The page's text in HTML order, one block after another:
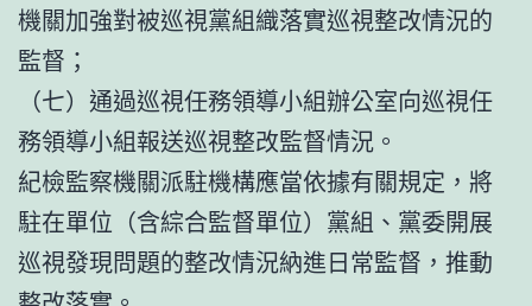
機關加強對被巡視黨組織落實巡視整改情況的
監督；
（七）通過巡視任務領導小組辦公室向巡視任
務領導小組報送巡視整改監督情況。
紀檢監察機關派駐機構應當依據有關規定，將
駐在單位（含綜合監督單位）黨組、黨委開展
巡視發現問題的整改情況納進日常監督，推動